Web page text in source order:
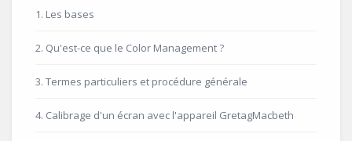
1. Les bases
2. Qu'est-ce que le Color Management ?
3. Termes particuliers et procédure générale
4. Calibrage d'un écran avec l'appareil GretagMacbeth